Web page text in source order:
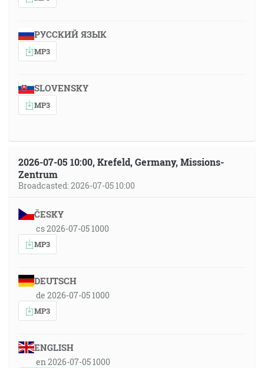
РУССКИЙ ЯЗЫК
MP3
SLOVENSKY
MP3
2026-07-05 10:00, Krefeld, Germany, Missions-
Zentrum
Broadcasted: 2026-07-05 10:00
ČESKY
cs 2026-07-05 1000
MP3
DEUTSCH
de 2026-07-05 1000
MP3
ENGLISH
en 2026-07-05 1000